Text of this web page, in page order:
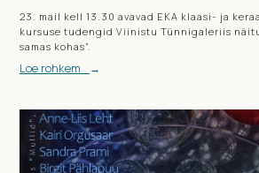
23. mail kell 13.30 avavad EKA klaasi- ja
kursuse tudengid Viinistu Tünnigaleriis
samas kohas”.
Loe rohkem →